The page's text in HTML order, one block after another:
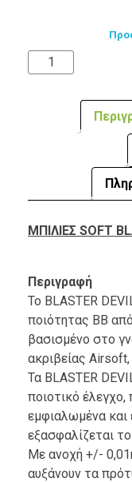
ΜΠΙΛΙΕΣ SOFT
Περιγραφή
Το BLASTER
ποιότητας BB
βασισμένο στο
ακριβείας Airsoft,
Τα BLASTER
ποιοτικό έλεγχο,
εμφιαλωμένα
εξασφαλίζεται
Με ανοχή +/-
αυξάνουν τα